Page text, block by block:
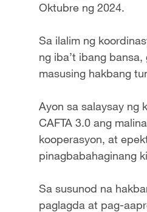
Oktubre ng 2024.
Sa ilalim ng
ng iba’t ibang
masusing hakbang
Ayon sa salaysay ng
CAFTA 3.0 ang
kooperasyon, at
pinagbabahaginang
Sa susunod na
paglagda at pag-